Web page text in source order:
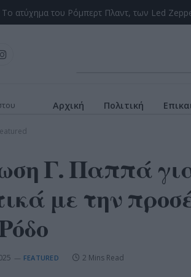
Instagram
Αρχική Πολιτική
Γ. Παππά
με την
FEATURED 2 Mins Read